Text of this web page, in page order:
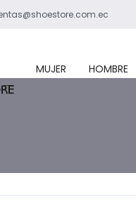
MUJER HOMBRE